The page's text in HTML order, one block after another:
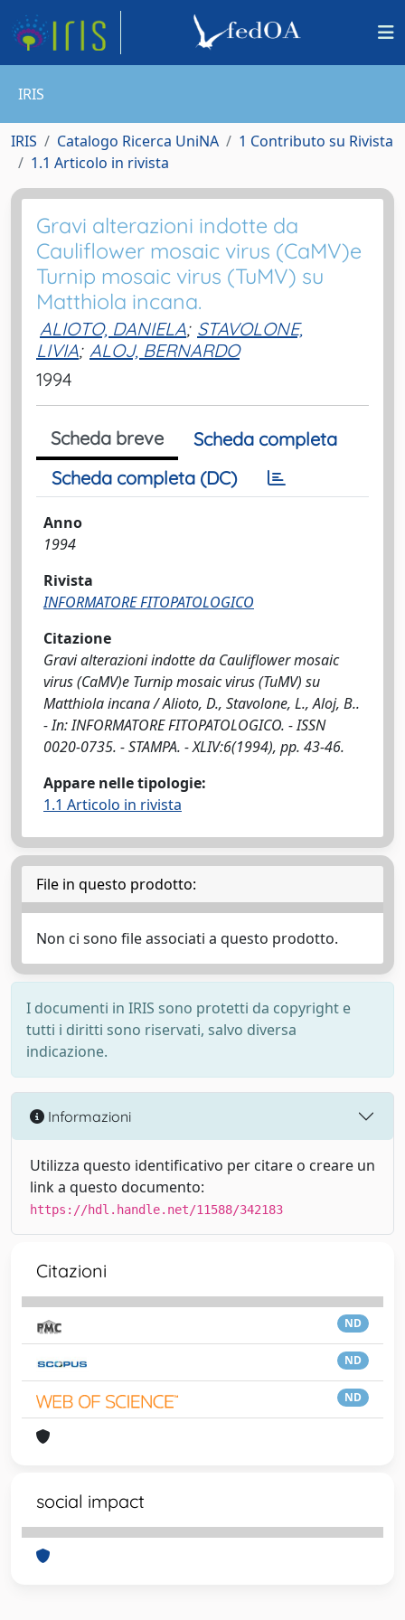
IRIS
IRIS Catalogo Ricerca UniNA
1 Contributo su Rivista
1.1 Articolo in rivista
Gravi alterazioni indotte da
Cauliflower mosaic virus (CaMV)e
Turnip mosaic virus (TuMV) su
Matthiola incana.
ALIOTO, DANIELA; STAVOLONE,
LIVIA; ALOJ, BERNARDO
1994
Scheda breve
Scheda completa
Scheda completa (DC)
Anno
1994
Rivista
INFORMATORE FITOPATOLOGICO
Citazione
Gravi alterazioni indotte da Cauliflower mosaic
virus (CaMV)e Turnip mosaic virus (TuMV) su
Matthiola incana / Alioto, D., Stavolone, L., Aloj, B..
- In: INFORMATORE FITOPATOLOGICO. - ISSN
0020-0735. - STAMPA. - XLIV:6(1994), pp. 43-46.
Appare nelle tipologie:
1.1 Articolo in rivista
File in questo prodotto:
Non ci sono file associati a questo prodotto.
I documenti in IRIS sono protetti da copyright e
tutti i diritti sono riservati, salvo diversa
indicazione.
Informazioni
Utilizza questo identificativo per citare o creare un
link a questo documento:
https://hdl.handle.net/11588/342183
Citazioni
ND
ND
ND
social impact